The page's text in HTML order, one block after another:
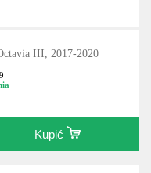
III, 2017-2020
Kupić